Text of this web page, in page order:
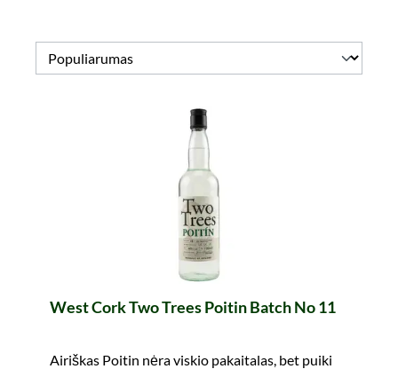
West Cork Two Trees Poitin Batch No 11
Airiškas Poitin nėra viskio pakaitalas, bet puiki